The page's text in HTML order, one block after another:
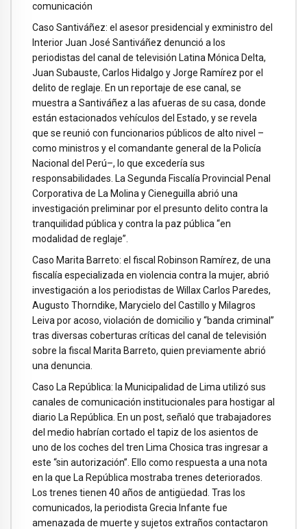
comunicación
Caso Santiváñez: el asesor presidencial y exministro del
Interior Juan José Santiváñez denunció a los
periodistas del canal de televisión Latina Mónica Delta,
Juan Subauste, Carlos Hidalgo y Jorge Ramírez por el
delito de reglaje. En un reportaje de ese canal, se
muestra a Santiváñez a las afueras de su casa, donde
están estacionados vehículos del Estado, y se revela
que se reunió con funcionarios públicos de alto nivel –
como ministros y el comandante general de la Policía
Nacional del Perú–, lo que excedería sus
responsabilidades. La Segunda Fiscalía Provincial Penal
Corporativa de La Molina y Cieneguilla abrió una
investigación preliminar por el presunto delito contra la
tranquilidad pública y contra la paz pública “en
modalidad de reglaje”.
Caso Marita Barreto: el fiscal Robinson Ramírez, de una
fiscalía especializada en violencia contra la mujer, abrió
investigación a los periodistas de Willax Carlos Paredes,
Augusto Thorndike, Marycielo del Castillo y Milagros
Leiva por acoso, violación de domicilio y “banda criminal”
tras diversas coberturas críticas del canal de televisión
sobre la fiscal Marita Barreto, quien previamente abrió
una denuncia.
Caso La República: la Municipalidad de Lima utilizó sus
canales de comunicación institucionales para hostigar al
diario La República. En un post, señaló que trabajadores
del medio habrían cortado el tapiz de los asientos de
uno de los coches del tren Lima Chosica tras ingresar a
este “sin autorización”. Ello como respuesta a una nota
en la que La República mostraba trenes deteriorados.
Los trenes tienen 40 años de antigüedad. Tras los
comunicados, la periodista Grecia Infante fue
amenazada de muerte y sujetos extraños contactaron